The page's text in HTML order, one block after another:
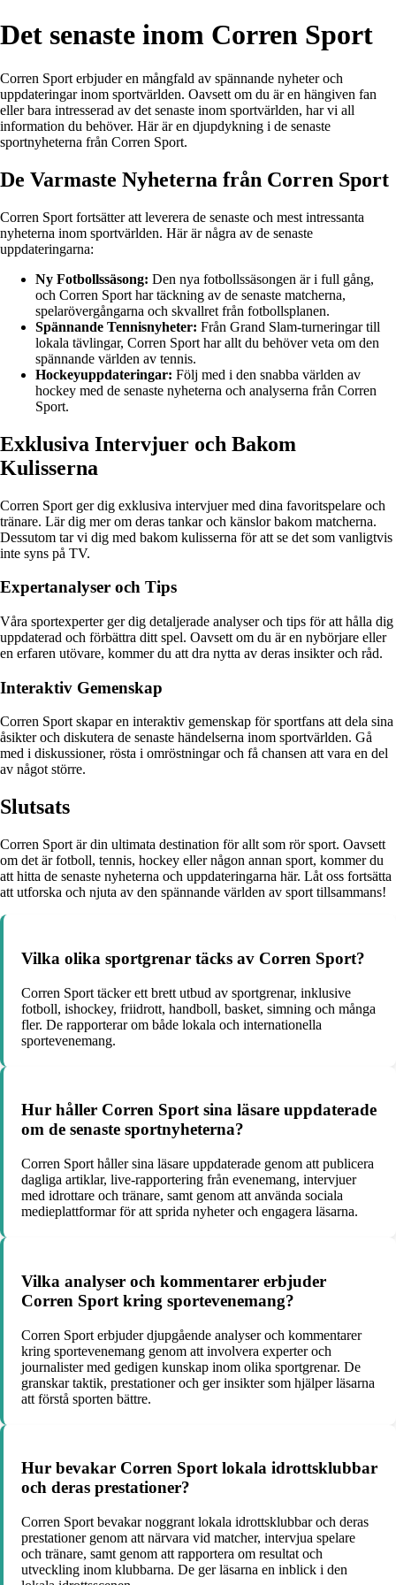
Det senaste inom Corren Sport
Corren Sport erbjuder en mångfald av spännande nyheter och
uppdateringar inom sportvärlden. Oavsett om du är en hängiven fan
eller bara intresserad av det senaste inom sportvärlden, har vi all
information du behöver. Här är en djupdykning i de senaste
sportnyheterna från Corren Sport.
De Varmaste Nyheterna från Corren Sport
Corren Sport fortsätter att leverera de senaste och mest intressanta
nyheterna inom sportvärlden. Här är några av de senaste
uppdateringarna:
Ny Fotbollssäsong: Den nya fotbollssäsongen är i full gång,
och Corren Sport har täckning av de senaste matcherna,
spelarövergångarna och skvallret från fotbollsplanen.
Spännande Tennisnyheter: Från Grand Slam-turneringar till
lokala tävlingar, Corren Sport har allt du behöver veta om den
spännande världen av tennis.
Hockeyuppdateringar: Följ med i den snabba världen av
hockey med de senaste nyheterna och analyserna från Corren
Sport.
Exklusiva Intervjuer och Bakom
Kulisserna
Corren Sport ger dig exklusiva intervjuer med dina favoritspelare och
tränare. Lär dig mer om deras tankar och känslor bakom matcherna.
Dessutom tar vi dig med bakom kulisserna för att se det som vanligtvis
inte syns på TV.
Expertanalyser och Tips
Våra sportexperter ger dig detaljerade analyser och tips för att hålla dig
uppdaterad och förbättra ditt spel. Oavsett om du är en nybörjare eller
en erfaren utövare, kommer du att dra nytta av deras insikter och råd.
Interaktiv Gemenskap
Corren Sport skapar en interaktiv gemenskap för sportfans att dela sina
åsikter och diskutera de senaste händelserna inom sportvärlden. Gå
med i diskussioner, rösta i omröstningar och få chansen att vara en del
av något större.
Slutsats
Corren Sport är din ultimata destination för allt som rör sport. Oavsett
om det är fotboll, tennis, hockey eller någon annan sport, kommer du
att hitta de senaste nyheterna och uppdateringarna här. Låt oss fortsätta
att utforska och njuta av den spännande världen av sport tillsammans!
Vilka olika sportgrenar täcks av Corren Sport?
Corren Sport täcker ett brett utbud av sportgrenar, inklusive
fotboll, ishockey, friidrott, handboll, basket, simning och många
fler. De rapporterar om både lokala och internationella
sportevenemang.
Hur håller Corren Sport sina läsare uppdaterade
om de senaste sportnyheterna?
Corren Sport håller sina läsare uppdaterade genom att publicera
dagliga artiklar, live-rapportering från evenemang, intervjuer
med idrottare och tränare, samt genom att använda sociala
medieplattformar för att sprida nyheter och engagera läsarna.
Vilka analyser och kommentarer erbjuder
Corren Sport kring sportevenemang?
Corren Sport erbjuder djupgående analyser och kommentarer
kring sportevenemang genom att involvera experter och
journalister med gedigen kunskap inom olika sportgrenar. De
granskar taktik, prestationer och ger insikter som hjälper läsarna
att förstå sporten bättre.
Hur bevakar Corren Sport lokala idrottsklubbar
och deras prestationer?
Corren Sport bevakar noggrant lokala idrottsklubbar och deras
prestationer genom att närvara vid matcher, intervjua spelare
och tränare, samt genom att rapportera om resultat och
utveckling inom klubbarna. De ger läsarna en inblick i den